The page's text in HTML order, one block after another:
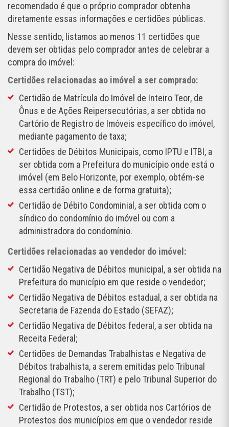
recomendado é que o próprio comprador obtenha
diretamente essas informações e certidões públicas.
Nesse sentido, listamos ao menos 11 certidões que
devem ser obtidas pelo comprador antes de celebrar a
compra do imóvel:
Certidões relacionadas ao imóvel a ser comprado:
Certidão de Matrícula do Imóvel de Inteiro Teor, de
Ônus e de Ações Reipersecutórias, a ser obtida no
Cartório de Registro de Imóveis específico do imóvel,
mediante pagamento de taxa;
Certidões de Débitos Municipais, como IPTU e ITBI, a
ser obtida com a Prefeitura do município onde está o
imóvel (em Belo Horizonte, por exemplo, obtém-se
essa certidão online e de forma gratuita);
Certidão de Débito Condominial, a ser obtida com o
síndico do condomínio do imóvel ou com a
administradora do condomínio.
Certidões relacionadas ao vendedor do imóvel:
Certidão Negativa de Débitos municipal, a ser obtida na
Prefeitura do município em que reside o vendedor;
Certidão Negativa de Débitos estadual, a ser obtida na
Secretaria de Fazenda do Estado (SEFAZ);
Certidão Negativa de Débitos federal, a ser obtida na
Receita Federal;
Certidões de Demandas Trabalhistas e Negativa de
Débitos trabalhista, a serem emitidas pelo Tribunal
Regional do Trabalho (TRT) e pelo Tribunal Superior do
Trabalho (TST);
Certidão de Protestos, a ser obtida nos Cartórios de
Protestos dos municípios em que o vendedor reside